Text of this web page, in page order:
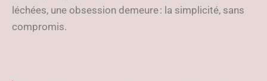
léchées, une obsession demeure : la simplicité, sans
compromis.